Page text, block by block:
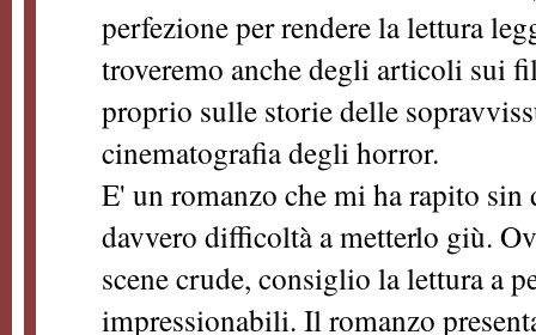
perfezione per rendere la lettura
troveremo anche degli articoli sui
proprio sulle storie delle
cinematografia degli horror.
E' un romanzo che mi ha rapito
davvero difficoltà a metterlo giù.
scene crude, consiglio la lettura a
impressionabili. Il romanzo